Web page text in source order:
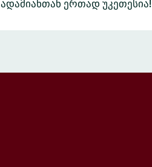
ადამიანთან ერთად უკეთესია!